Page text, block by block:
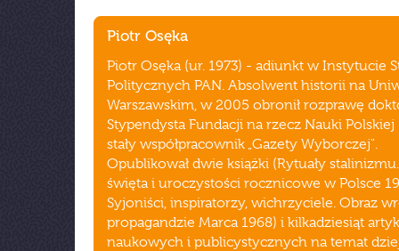
Piotr Osęka
Piotr Osęka (ur. 1973) - adiunkt w Instytucie
Politycznych PAN. Absolwent historii na
Warszawskim, w 2005 obronił rozprawę
Stypendysta Fundacji na rzecz Nauki
stały współpracownik „Gazety Wyborczej".
Opublikował dwie książki (Rytuały
święta i uroczystości rocznicowe w Polsce
Syjoniści, inspiratorzy, wichrzyciele. Obraz
propagandzie Marca 1968) i kilkadziesiąt
naukowych i publicystycznych na temat